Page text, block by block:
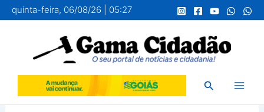
para
conteúdo
quinta-feira, 06/08/26 | 05:27
Pesquisar